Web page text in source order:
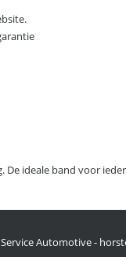
ideale band voor
Automotive -